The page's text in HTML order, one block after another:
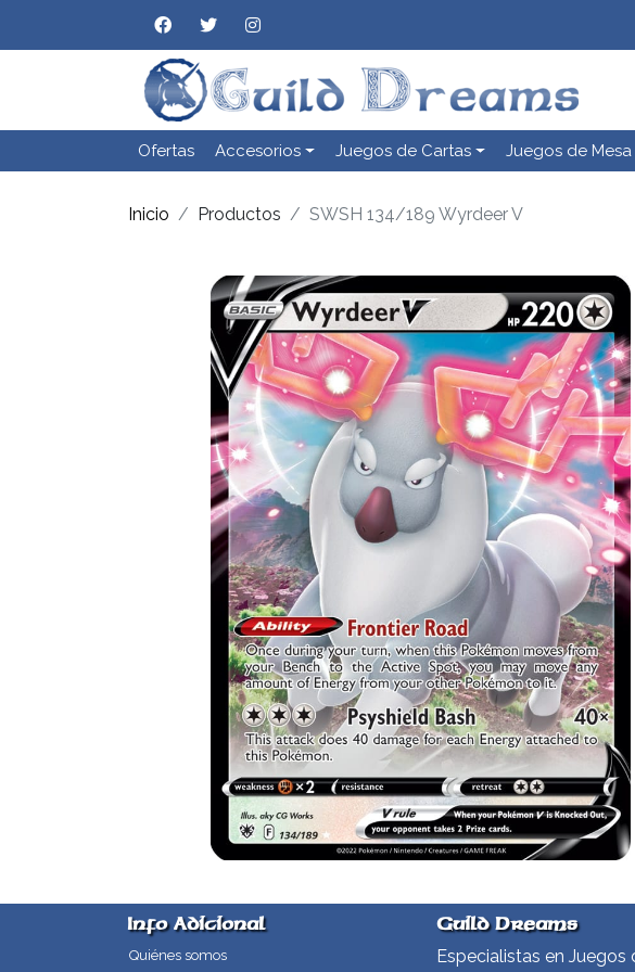
Ofertas Accesorios Juegos de Cartas Juegos de Mesa
Inicio Productos SWSH 134/189 Wyrdeer V
Info Adicional
Quiénes somos
Guild Dreams
Especialistas en Juegos